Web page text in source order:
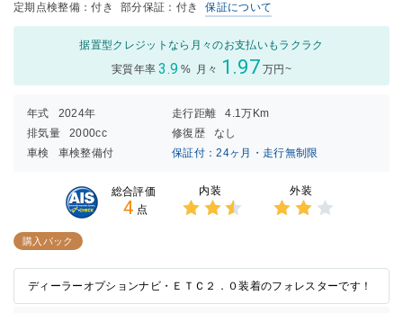
定期点検整備：付き 部分保証：付き 保証について
据置型クレジットなら月々のお支払いもラクラク
実質年率 3.9 % 月々 1.97 万円~
年式 2024年 走行距離
4.1万Km
排気量
2000cc 修復歴
なし
車検
車検整備付 保証付：24ヶ月・走行無制限
総合評価
4 点
内装 外装
購入パック
ディーラーオプションナビ・ＥＴＣ２．０装着のフォレスターです！